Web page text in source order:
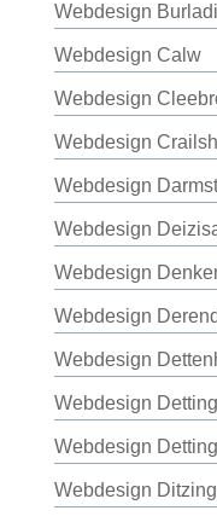
Webdesign
Webdesign Calw
Webdesign
Webdesign
Webdesign
Webdesign
Webdesign
Webdesign
Webdesign
Webdesign
Webdesign
Webdesign